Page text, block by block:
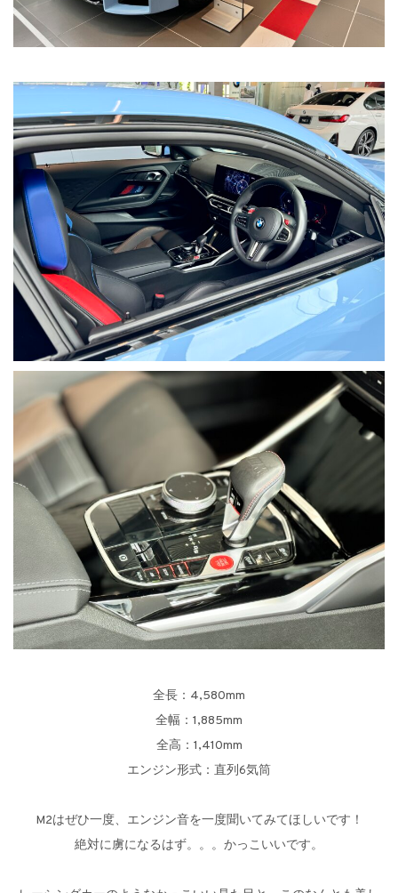
全長：4,580mm
全幅：1,885mm
全高：1,410mm
エンジン形式：直列6気筒
M2はぜひ一度、エンジン音を一度聞いてみてほしいです！
絶対に虜になるはず。。。かっこいいです。